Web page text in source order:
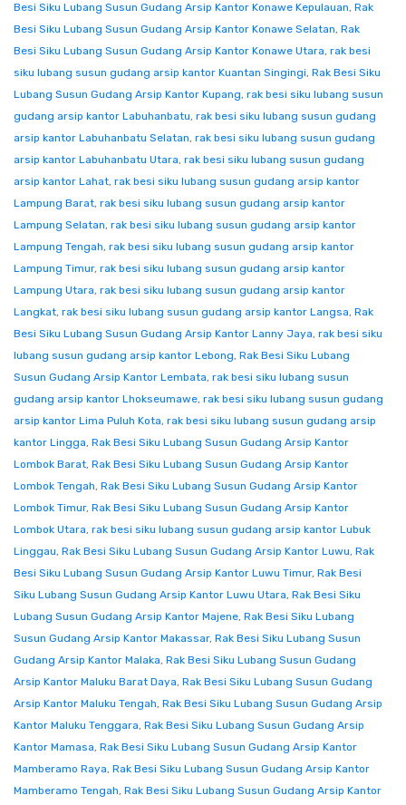
Besi Siku Lubang Susun Gudang Arsip Kantor Konawe Kepulauan, Rak
Besi Siku Lubang Susun Gudang Arsip Kantor Konawe Selatan, Rak
Besi Siku Lubang Susun Gudang Arsip Kantor Konawe Utara, rak besi
siku lubang susun gudang arsip kantor Kuantan Singingi, Rak Besi Siku
Lubang Susun Gudang Arsip Kantor Kupang, rak besi siku lubang susun
gudang arsip kantor Labuhanbatu, rak besi siku lubang susun gudang
arsip kantor Labuhanbatu Selatan, rak besi siku lubang susun gudang
arsip kantor Labuhanbatu Utara, rak besi siku lubang susun gudang
arsip kantor Lahat, rak besi siku lubang susun gudang arsip kantor
Lampung Barat, rak besi siku lubang susun gudang arsip kantor
Lampung Selatan, rak besi siku lubang susun gudang arsip kantor
Lampung Tengah, rak besi siku lubang susun gudang arsip kantor
Lampung Timur, rak besi siku lubang susun gudang arsip kantor
Lampung Utara, rak besi siku lubang susun gudang arsip kantor
Langkat, rak besi siku lubang susun gudang arsip kantor Langsa, Rak
Besi Siku Lubang Susun Gudang Arsip Kantor Lanny Jaya, rak besi siku
lubang susun gudang arsip kantor Lebong, Rak Besi Siku Lubang
Susun Gudang Arsip Kantor Lembata, rak besi siku lubang susun
gudang arsip kantor Lhokseumawe, rak besi siku lubang susun gudang
arsip kantor Lima Puluh Kota, rak besi siku lubang susun gudang arsip
kantor Lingga, Rak Besi Siku Lubang Susun Gudang Arsip Kantor
Lombok Barat, Rak Besi Siku Lubang Susun Gudang Arsip Kantor
Lombok Tengah, Rak Besi Siku Lubang Susun Gudang Arsip Kantor
Lombok Timur, Rak Besi Siku Lubang Susun Gudang Arsip Kantor
Lombok Utara, rak besi siku lubang susun gudang arsip kantor Lubuk
Linggau, Rak Besi Siku Lubang Susun Gudang Arsip Kantor Luwu, Rak
Besi Siku Lubang Susun Gudang Arsip Kantor Luwu Timur, Rak Besi
Siku Lubang Susun Gudang Arsip Kantor Luwu Utara, Rak Besi Siku
Lubang Susun Gudang Arsip Kantor Majene, Rak Besi Siku Lubang
Susun Gudang Arsip Kantor Makassar, Rak Besi Siku Lubang Susun
Gudang Arsip Kantor Malaka, Rak Besi Siku Lubang Susun Gudang
Arsip Kantor Maluku Barat Daya, Rak Besi Siku Lubang Susun Gudang
Arsip Kantor Maluku Tengah, Rak Besi Siku Lubang Susun Gudang Arsip
Kantor Maluku Tenggara, Rak Besi Siku Lubang Susun Gudang Arsip
Kantor Mamasa, Rak Besi Siku Lubang Susun Gudang Arsip Kantor
Mamberamo Raya, Rak Besi Siku Lubang Susun Gudang Arsip Kantor
Mamberamo Tengah, Rak Besi Siku Lubang Susun Gudang Arsip Kantor